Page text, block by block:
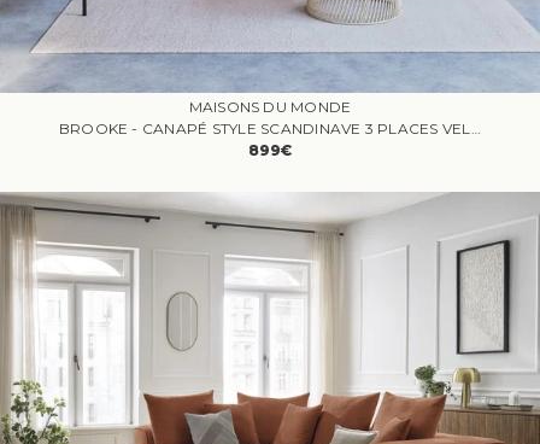
MAISONS DU MONDE
899€